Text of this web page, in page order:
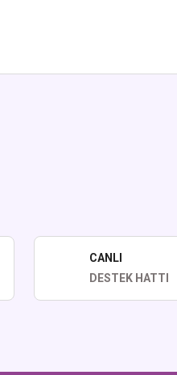
CANLI
DESTEK HATTI